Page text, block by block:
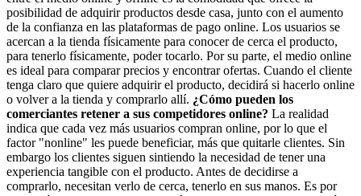
posibilidad de adquirir productos desde casa, junto con el aumento
de la confianza en las plataformas de pago online. Los usuarios se
acercan a la tienda físicamente para conocer de cerca el producto,
para tenerlo físicamente, poder tocarlo. Por su parte, el medio online
es ideal para comparar precios y encontrar ofertas. Cuando el cliente
tenga claro que quiere adquirir el producto, decidirá si hacerlo online
o volver a la tienda y comprarlo allí. ¿Cómo pueden los
comerciantes retener a sus competidores online? La realidad
indica que cada vez más usuarios compran online, por lo que el
factor "nonline" les puede beneficiar, más que quitarle clientes. Sin
embargo los clientes siguen sintiendo la necesidad de tener una
experiencia tangible con el producto. Antes de decidirse a
comprarlo, necesitan verlo de cerca, tenerlo en sus manos. Es por